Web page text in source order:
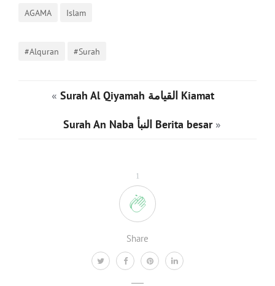
1
Share
AGAMA Islam
#Alquran #Surah
« Surah Al Qiyamah القيامة Kiamat
Surah An Naba النبأ Berita besar»